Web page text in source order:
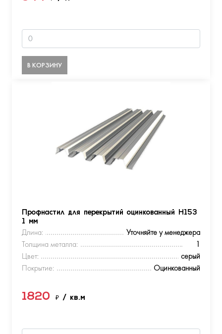
В КОРЗИНУ
Профнастил для перекрытий оцинкованный Н153
1 мм
Длина:
Уточняйте у менеджера
Толщина металла:
1
Цвет:
серый
Покрытие:
Оцинкованный
1820 ₽ / кв.м